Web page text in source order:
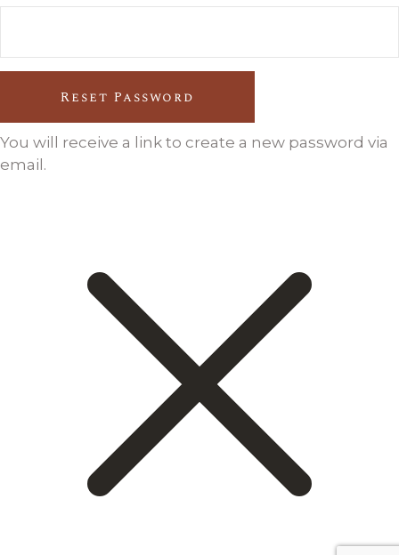
Reset Password
You will receive a link to create a new password via
email.